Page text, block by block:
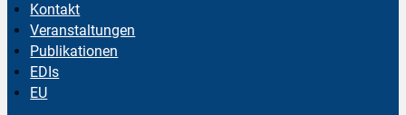
Kontakt
Veranstaltungen
Publikationen
EDIs
EU